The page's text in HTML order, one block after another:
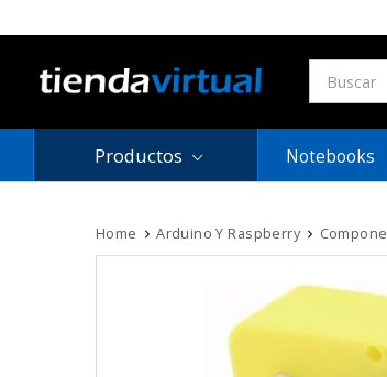
Productos Notebooks
Home Arduino Y Raspberry